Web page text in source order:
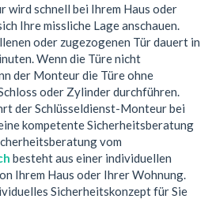
schnell bei Ihrem Haus oder
Ihre missliche Lage anschauen.
oder zugezogenen Tür dauert in
Wenn die Türe nicht
der Monteur die Türe ohne
oder Zylinder durchführen.
der Schlüsseldienst-Monteur bei
kompetente Sicherheitsberatung
vom
besteht aus einer individuellen
Ihrem Haus oder Ihrer Wohnung.
Sicherheitskonzept für Sie